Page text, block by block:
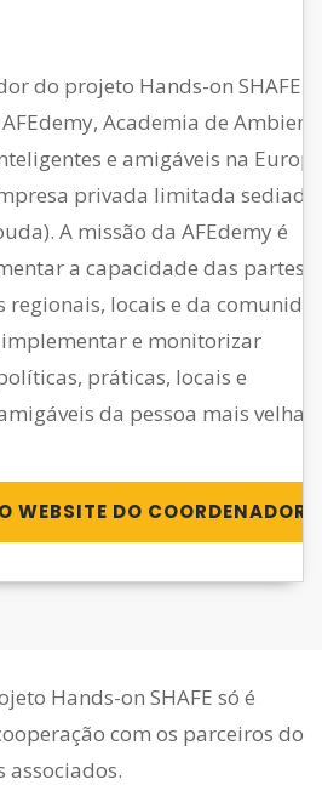
do projeto Hands-on SHAFE é
Academia de
e amigáveis na
privada limitada
A missão da AFEdemy é
a capacidade das partes
regionais, locais e da
e monitorizar
práticas, locais e
da pessoa mais velha.
WEBSITE DO COORDENADOR
Hands-on SHAFE só é
com os parceiros do
associados.